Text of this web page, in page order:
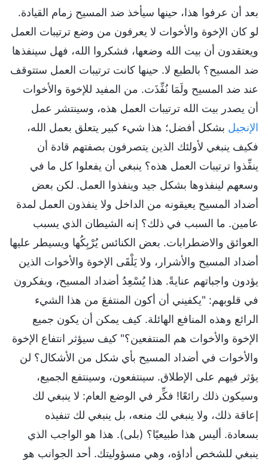
بعد أن عرفوا هذا، حينها سيأخذ ضد المسيح زمام القيادة.
لو كان الإخوة والأخوات لا يعرفون من وضع ترتيبات العمل
ويعتقدون أن بيت الله وضعها، فشكروا الله، فهل سينفذها
ضد المسيح؟ بالطبع لا. حينها كانت ترتيبات العمل ستتوقف
عند ضد المسيح ولَمَا نُفِّذَت. من المفيد للإخوة والأخوات
أن يصدر بيت الله ترتيبات العمل هذه، وسينتشر عمل
الإنجيل بشكل أفضل؛ هذا شيء كبير يتعلق بعمل الله،
فكيف ينبغي لأولئك الذين يتصرفون بصفتهم قادة أن
ينفِّذوا ترتيبات العمل هذه؟ ينبغي أن يفعلوا كل ما في
وسعهم لينفذوها بشكل جيد وينفذوا العمل. لكن بعض
أضداد المسيح يعيقونه من الداخل ولا ينفذون العمل لمدة
عامين. ما السبب في ذلك؟ إنه الشيطان الذي يسبب
العوائق والاضطرابات. بعض الكنائس يُرْبِكُها ويسيطر عليها
أضداد المسيح والأشرار، ولا يَلْقَى الإخوة والأخوات الذين
يؤدون واجباتهم عنايةً. هذا يُسْعِدُ أضداد المسيح، ويفكرون
في قلوبهم: "يكفيني أن أكون المنتفعَ من هذا الشيء
الرائع وهذه المنافع الهائلة. كيف يمكن أن يكون جميع
الإخوة والأخوات هم المنتفعين؟" كيف سيؤثر انتفاع الإخوة
والأخوات في أضداد المسيح بأي شكل من الأشكال؟ لن
يؤثر فيهم على الإطلاق. سينتفعون، وسينتفع الجميع،
وسيكون ذلك رائعًا! فكِّر في الوضع العام: لا ينبغي لك
إعاقة ذلك، ولا ينبغي لك منعه، بل ينبغي لك تنفيذه
بسعادة. أليس هذا طبيعيًا؟ (بلى). هذا هو الواجب الذي
ينبغي للشخص أداؤه، وهي مسؤوليتك. أحد الجوانب هو